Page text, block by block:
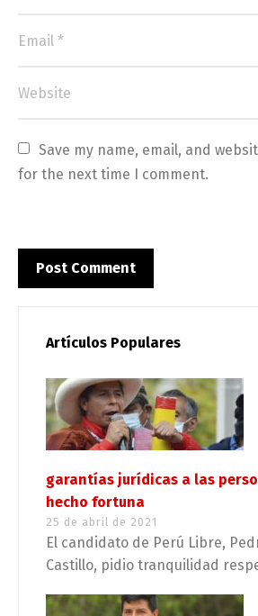
Save my name, email, and
for the next time I comment.
Artículos Populares
garantías jurídicas a las
hecho fortuna
25 de abril de 2021
El candidato de Perú Libre,
Castillo, pidio tranquilidad